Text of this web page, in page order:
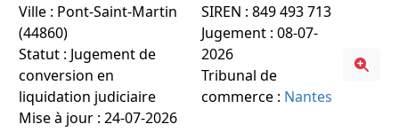
Ville : Pont-Saint-Martin
(44860)
Statut : Jugement de
conversion en
liquidation judiciaire
Mise à jour : 24-07-2026
SIREN : 849 493 713
Jugement : 08-07-
2026
Tribunal de
commerce : Nantes